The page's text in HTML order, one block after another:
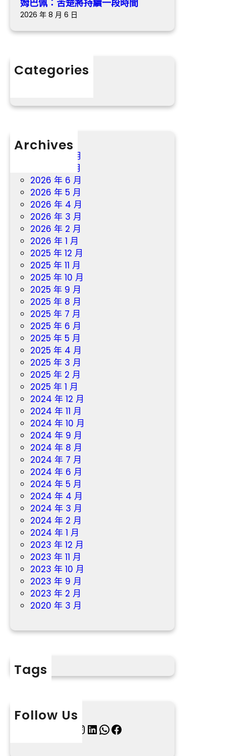
將
間
姆巴佩：苦楚將持續一段時間
2026 年 8 月 6 日
Categories
Archives
2026 年 8 月
2026 年 7 月
2026 年 6 月
2026 年 5 月
2026 年 4 月
2026 年 3 月
2026 年 2 月
2026 年 1 月
2025 年 12 月
2025 年 11 月
2025 年 10 月
2025 年 9 月
2025 年 8 月
2025 年 7 月
2025 年 6 月
2025 年 5 月
2025 年 4 月
2025 年 3 月
2025 年 2 月
2025 年 1 月
2024 年 12 月
2024 年 11 月
2024 年 10 月
2024 年 9 月
2024 年 8 月
2024 年 7 月
2024 年 6 月
2024 年 5 月
2024 年 4 月
2024 年 3 月
2024 年 2 月
2024 年 1 月
2023 年 12 月
2023 年 11 月
2023 年 10 月
2023 年 9 月
2023 年 2 月
2020 年 3 月
Tags
Follow Us
InstagramLinkedIn WhatsApp Facebook